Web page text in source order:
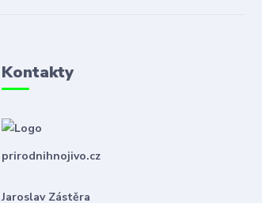
Kontakty
prirodnihnojivo.cz
Jaroslav Zástěra